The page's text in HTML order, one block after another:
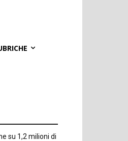
su 1,2 milioni di